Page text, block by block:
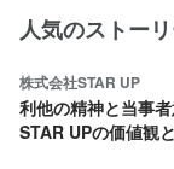
人気のストー
株式会社STAR UP
利他の精神と当事
STAR UPの価値観